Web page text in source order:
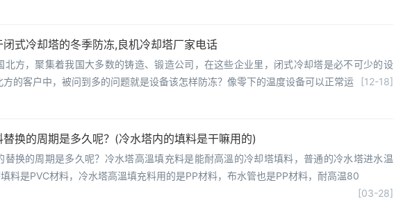
式冷却塔的冬季防冻,良机冷却塔厂家电话
北方，聚集着我国大多数的铸造、锻造公司，在这些企业里，闭式冷却塔是必不可少的设
的客户中，被问到多的问题就是设备该怎样防冻？像零下的温度设备可以正常运
[12-18]
换的周期是多久呢？(冷水塔内的填料是干嘛用的)
替换的周期是多久呢？冷水塔高溫填充料是能耐高溫的冷却塔填料，普通的冷水塔进水温
料是PVC材料，冷水塔高溫填充料用的是PP材料，布水管也是PP材料，耐高温80
[03-28]